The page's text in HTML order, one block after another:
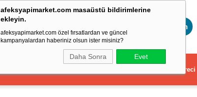
afeksyapimarket.com masaüstü bildirimlerine
ekleyin.
afeksyapimarket.com özel fırsatlardan ve güncel
kampanyalardan haberiniz olsun ister misiniz?
Daha Sonra Evet
Toptan
Dekorasyon ve Ev Gereci